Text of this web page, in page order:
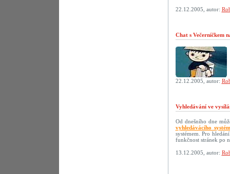
22.12.2005, autor:
Chat s Večerníčkem
22.12.2005, autor:
Vyhledávání ve
Od dnešního dne
vyhledávácího
systémem. Pro
funkčnost stránek po
13.12.2005, autor: